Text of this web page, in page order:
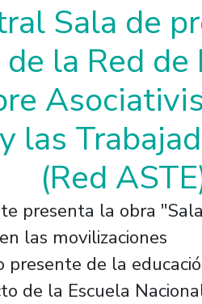
Sala de
la Red
las
(Red
presenta la obra
las movilizaciones
presente de la
de la Escuela